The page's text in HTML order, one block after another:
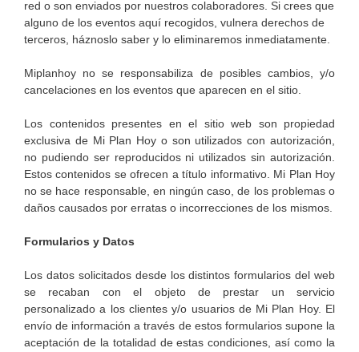
red o son enviados por nuestros colaboradores. Si crees que
alguno de los eventos aquí recogidos, vulnera derechos de
terceros, háznoslo saber y lo eliminaremos inmediatamente.
Miplanhoy no se responsabiliza de posibles cambios, y/o
cancelaciones en los eventos que aparecen en el sitio.
Los contenidos presentes en el sitio web son propiedad
exclusiva de Mi Plan Hoy o son utilizados con autorización,
no pudiendo ser reproducidos ni utilizados sin autorización.
Estos contenidos se ofrecen a título informativo. Mi Plan Hoy
no se hace responsable, en ningún caso, de los problemas o
daños causados por erratas o incorrecciones de los mismos.
Formularios y Datos
Los datos solicitados desde los distintos formularios del web
se recaban con el objeto de prestar un servicio
personalizado a los clientes y/o usuarios de Mi Plan Hoy. El
envío de información a través de estos formularios supone la
aceptación de la totalidad de estas condiciones, así como la